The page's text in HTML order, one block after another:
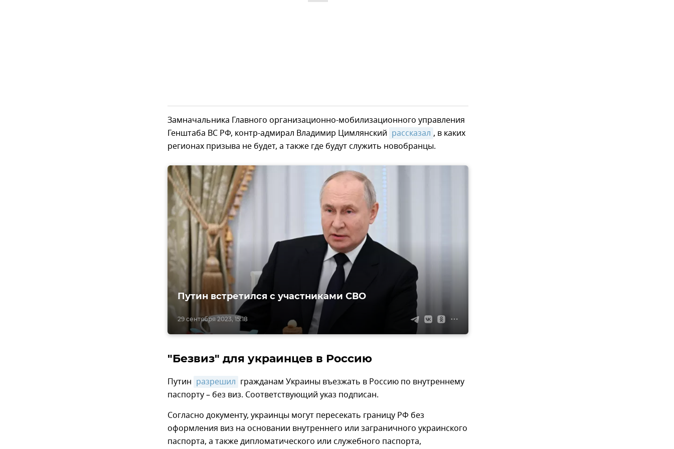
Замначальника Главного организационно-мобилизационного управления
Генштаба ВС РФ, контр-адмирал Владимир Цимлянский рассказал , в каких
регионах призыва не будет, а также где будут служить новобранцы.
29 сентября 2023, 15:18
Путин встретился с участниками СВО
"Безвиз" для украинцев в Россию
Путин разрешил гражданам Украины въезжать в Россию по внутреннему
паспорту – без виз. Соответствующий указ подписан.
Согласно документу, украинцы могут пересекать границу РФ без
оформления виз на основании внутреннего или заграничного украинского
паспорта, а также дипломатического или служебного паспорта,